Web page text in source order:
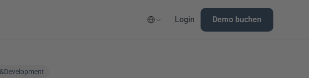
Login Demo buchen